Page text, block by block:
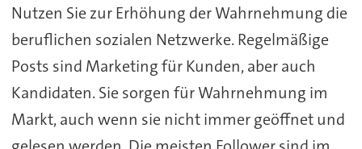
Nutzen Sie zur Erhöhung der Wahrnehmung die
beruflichen sozialen Netzwerke. Regelmäßige
Posts sind Marketing für Kunden, aber auch
Kandidaten. Sie sorgen für Wahrnehmung im
Markt, auch wenn sie nicht immer geöffnet und